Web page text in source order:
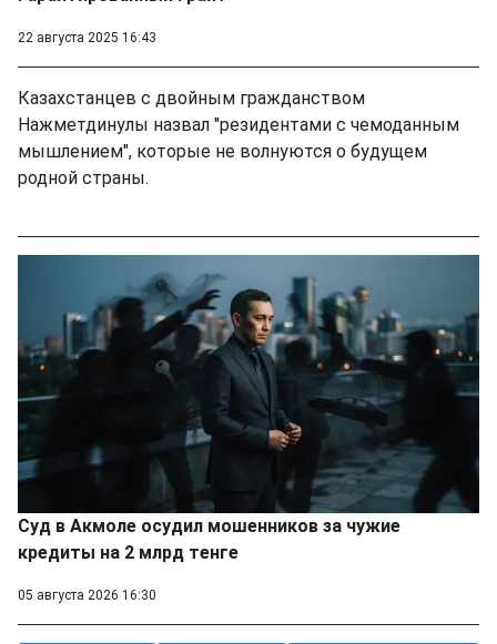
22 августа 2025 16:43
Казахстанцев с двойным гражданством
Нажметдинулы назвал "резидентами с чемоданным
мышлением", которые не волнуются о будущем
родной страны.
Суд в Акмоле осудил мошенников за чужие
кредиты на 2 млрд тенге
05 августа 2026 16:30